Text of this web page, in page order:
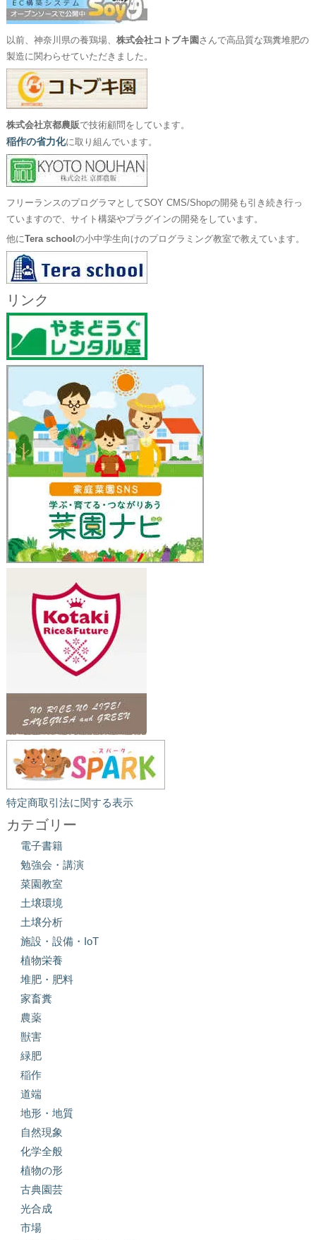
以前、神奈川県の養鶏場、 株式会社コトブキ園 さんで高品質な鶏糞堆肥の
製造に関わらせていただきました。
株式会社京都農販で技術顧問をしています。
稲作の省力化に取り組んでいます。
フリーランスのプログラマとしてSOY CMS/Shopの開発も引き続き行っ
ていますので、サイト構築やプラグインの開発をしています。
他にTera school の小中学生向けのプログラミング教室で教えています。
リンク
特定商取引法に関する表示
カテゴリー
電子書籍
勉強会・講演
菜園教室
土壌環境
土壌分析
施設・設備・IoT
植物栄養
堆肥・肥料
家畜糞
農薬
獣害
緑肥
稲作
道端
地形・地質
自然現象
化学全般
植物の形
古典園芸
光合成
市場